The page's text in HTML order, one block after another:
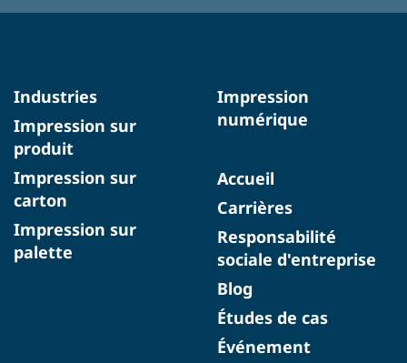
Industries
Impression sur
produit
Impression sur
carton
Impression sur
palette
Impression
numérique
Accueil
Carrières
Responsabilité
sociale d'entreprise
Blog
Études de cas
Événement